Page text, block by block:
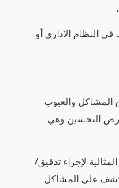
النظام الاداري أو
المشاكل والعيوب
التحسين وهي
لإجراء تدقيق/
على المشاكل